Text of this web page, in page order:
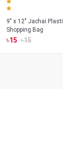
9" x 12" Jachai
Shopping Bag
৳15 ৳15